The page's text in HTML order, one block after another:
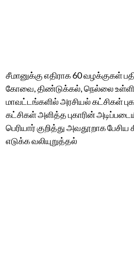
சீமானுக்கு எதிராக 60 வழக்குகள்
கோவை, திண்டுக்கல், நெல்லை
மாவட்டங்களில் அரசியல் கட்சிகள்
கட்சிகள் அளித்த புகாரின்
பெரியார் குறித்து அவதூறாக
எடுக்க வலியுறுத்தல்